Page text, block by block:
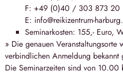
F: +49 (0)40 / 303 873 20
E: info@reikizentrum-
Seminarkosten: 155,- Euro,
» Die genauen Veranstaltungsorte
verbindlichen Anmeldung bekannt
Die Seminarzeiten sind von